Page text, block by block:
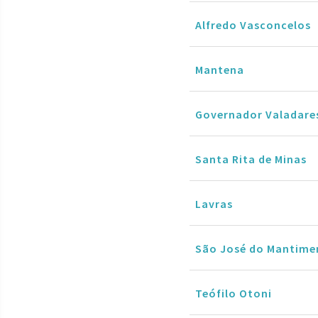
Alfredo Vasconcelos
Mantena
Governador
Santa Rita de Minas
Lavras
São José do
Teófilo Otoni